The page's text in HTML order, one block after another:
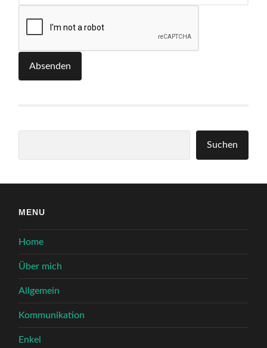
Absenden
Suchen
MENU
Home
Über mich
Allgemein
Kommunikation
Enkel